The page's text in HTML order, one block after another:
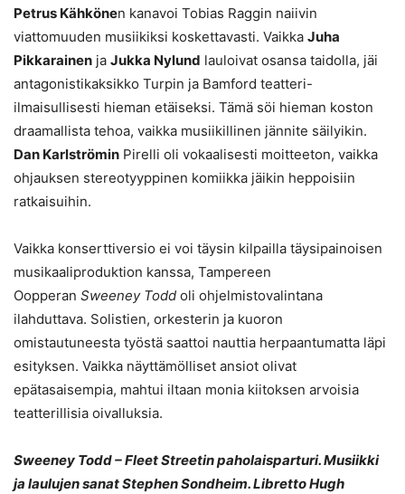
Petrus Kähkönen kanavoi Tobias Raggin naiivin
viattomuuden musiikiksi koskettavasti. Vaikka Juha
Pikkarainen ja Jukka Nylund lauloivat osansa taidolla, jäi
antagonistikaksikko Turpin ja Bamford teatteri-
ilmaisullisesti hieman etäiseksi. Tämä söi hieman koston
draamallista tehoa, vaikka musiikillinen jännite säilyikin.
Dan Karlströmin Pirelli oli vokaalisesti moitteeton, vaikka
ohjauksen stereotyyppinen komiikka jäikin heppoisiin
ratkaisuihin.
Vaikka konserttiversio ei voi täysin kilpailla täysipainoisen
musikaaliproduktion kanssa, Tampereen
Oopperan Sweeney Todd oli ohjelmistovalintana
ilahduttava. Solistien, orkesterin ja kuoron
omistautuneesta työstä saattoi nauttia herpaantumatta läpi
esityksen. Vaikka näyttämölliset ansiot olivat
epätasaisempia, mahtui iltaan monia kiitoksen arvoisia
teatterillisia oivalluksia.
Sweeney Todd – Fleet Streetin paholaisparturi. Musiikki
ja laulujen sanat Stephen Sondheim. Libretto Hugh